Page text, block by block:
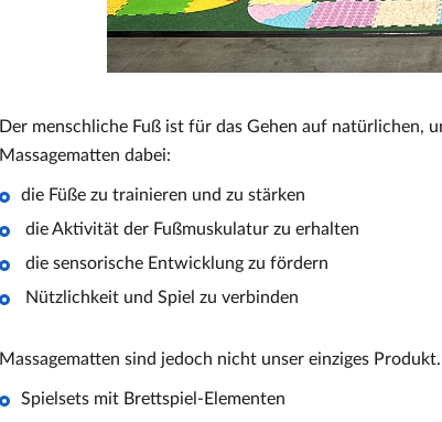
Der menschliche Fuß ist für das Gehen auf natürlichen,
Massagematten dabei:
die Füße zu trainieren und zu stärken
die Aktivität der Fußmuskulatur zu erhalten
die sensorische Entwicklung zu fördern
Nützlichkeit und Spiel zu verbinden
Massagematten sind jedoch nicht unser einziges
Spielsets mit Brettspiel-Elementen